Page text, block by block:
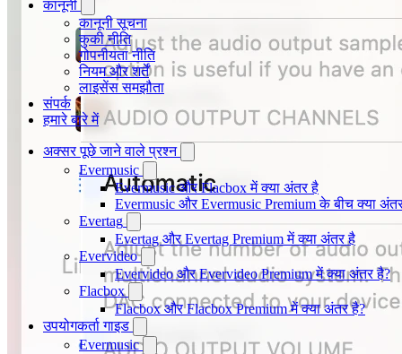
कानूनी
कानूनी सूचना
कुकी नीति
गोपनीयता नीति
नियम और शर्तें
लाइसेंस समझौता
संपर्क
हमारे बारे में
अक्सर पूछे जाने वाले प्रश्न
Evermusic
Evermusic और Flacbox में क्या अंतर है
Evermusic और Evermusic Premium के बीच क्या
Evertag
Evertag और Evertag Premium में क्या अंतर है
Evervideo
Evervideo और Evervideo Premium में क्या अंतर है?
Flacbox
Flacbox और Flacbox Premium में क्या अंतर है?
उपयोगकर्ता गाइड
Evermusic